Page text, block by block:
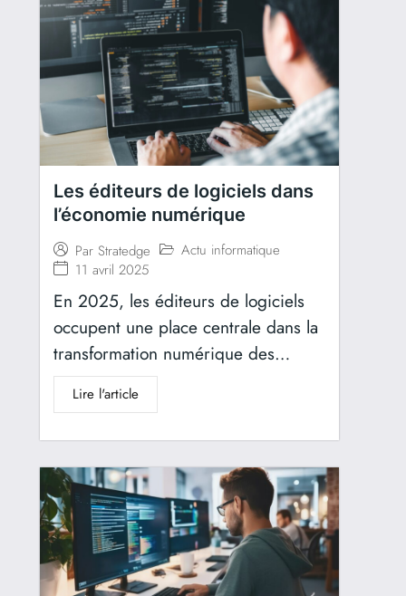
Les éditeurs de logiciels dans
l’économie numérique​
Par Stratedge
Actu informatique
11 avril 2025
En 2025, les éditeurs de logiciels
occupent une place centrale dans la
transformation numérique des…
Lire l'article